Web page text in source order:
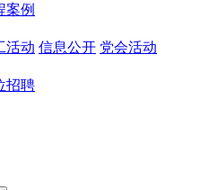
案例
活动 信息公开 党会活动
招聘